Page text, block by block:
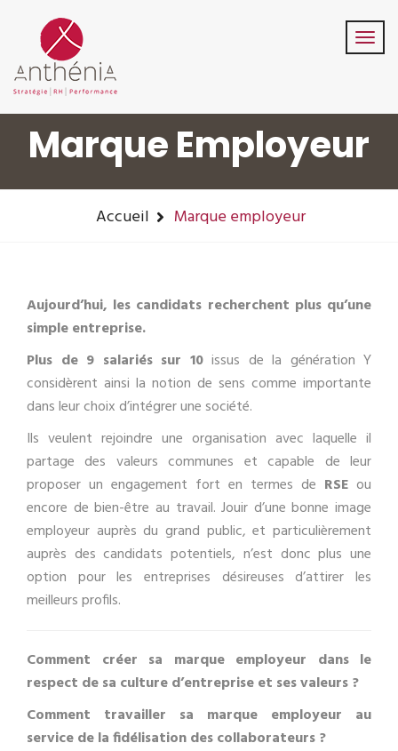
Suivez-Nous:
Marque Employeur
Accueil Marque employeur
Aujourd’hui, les candidats recherchent plus qu’une
simple entreprise.
Plus de 9 salariés sur 10issus de la génération Y
considèrent ainsi la notion de sens comme importante
dans leur choix d’intégrer une société.
Ils veulent rejoindre une organisation avec laquelle il
partage des valeurs communes et capable de leur
proposer un engagement fort en termes de RSE ou
encore de bien-être au travail. Jouir d’une bonne image
employeur auprès du grand public, et particulièrement
auprès des candidats potentiels, n’est donc plus une
option pour les entreprises désireuses d’attirer les
meilleurs profils.
Comment créer sa marque employeur dans le
respect de sa culture d’entreprise et ses valeurs ?
Comment travailler sa marque employeur au
service de la fidélisation des collaborateurs ?